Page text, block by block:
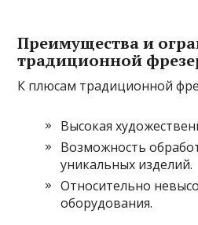
Преимущества и
традиционной
К плюсам традиционной
Высокая
Возможность
уникальных изделий.
Относительно
оборудования.